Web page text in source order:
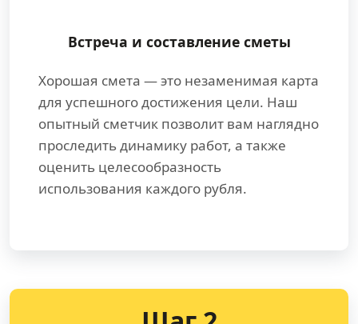
Встреча и составление сметы
Хорошая смета — это незаменимая карта
для успешного достижения цели. Наш
опытный сметчик позволит вам наглядно
проследить динамику работ, а также
оценить целесообразность
использования каждого рубля.